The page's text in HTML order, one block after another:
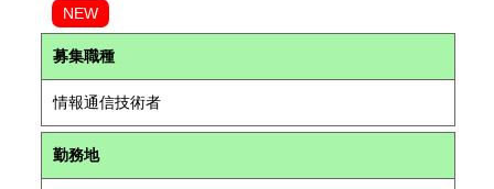
NEW
募集職種
情報通信技術者
勤務地